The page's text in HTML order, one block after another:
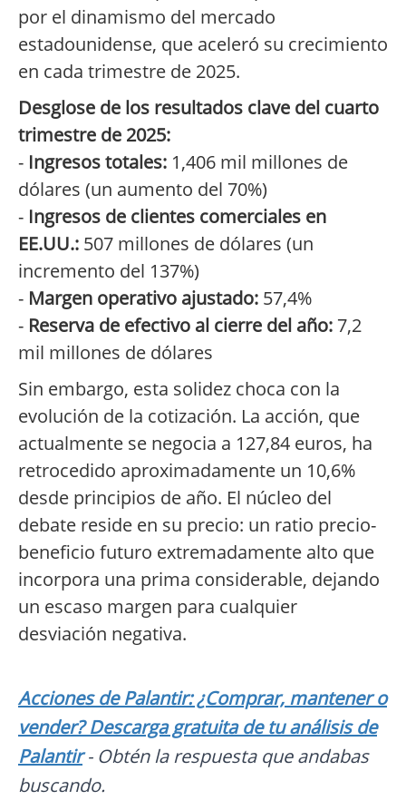
por el dinamismo del mercado
estadounidense, que aceleró su crecimiento
en cada trimestre de 2025.
Desglose de los resultados clave del cuarto
trimestre de 2025:
- Ingresos totales: 1,406 mil millones de
dólares (un aumento del 70%)
- Ingresos de clientes comerciales en
EE.UU.: 507 millones de dólares (un
incremento del 137%)
- Margen operativo ajustado: 57,4%
- Reserva de efectivo al cierre del año: 7,2
mil millones de dólares
Sin embargo, esta solidez choca con la
evolución de la cotización. La acción, que
actualmente se negocia a 127,84 euros, ha
retrocedido aproximadamente un 10,6%
desde principios de año. El núcleo del
debate reside en su precio: un ratio precio-
beneficio futuro extremadamente alto que
incorpora una prima considerable, dejando
un escaso margen para cualquier
desviación negativa.
Acciones de Palantir: ¿Comprar, mantener o
vender? Descarga gratuita de tu análisis de
Palantir- Obtén la respuesta que andabas
buscando.